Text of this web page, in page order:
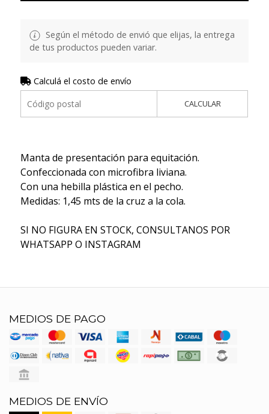
Según el método de envió que elijas, la entrega
de tus productos pueden variar.
Calculá el costo de envío
CALCULAR
Manta de presentación para equitación.
Confeccionada con microfibra liviana.
Con una hebilla plástica en el pecho.
Medidas: 1,45 mts de la cruz a la cola.
SI NO FIGURA EN STOCK, CONSULTANOS POR
WHATSAPP O INSTAGRAM
MEDIOS DE PAGO
MEDIOS DE ENVÍO